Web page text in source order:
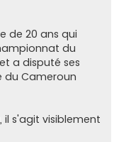
de 20 ans qui
du
a disputé ses
du Cameroun
il s'agit visiblement